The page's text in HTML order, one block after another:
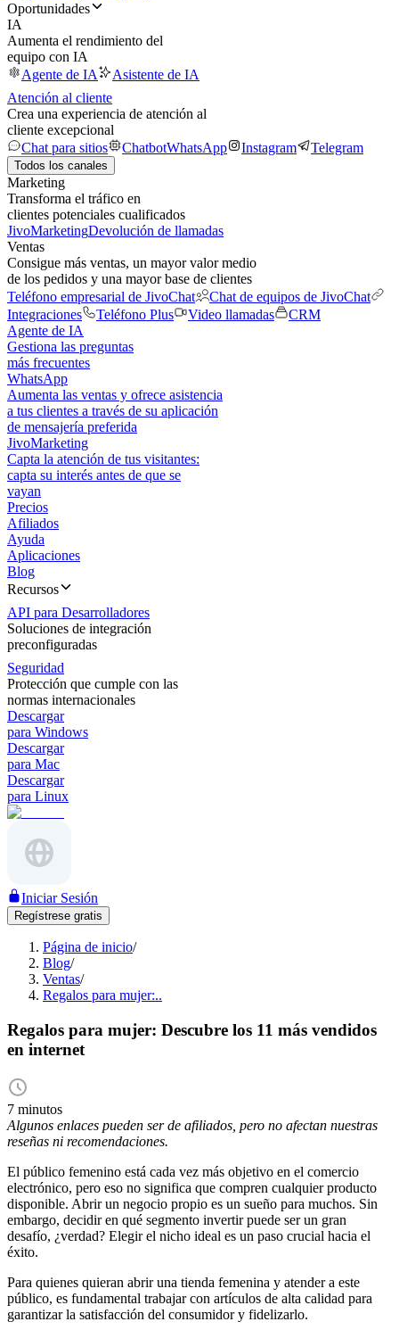
Oportunidades
IA
Aumenta el rendimiento del
equipo con IA
Agente de IA
Asistente de IA
Atención al cliente
Crea una experiencia de atención al
cliente excepcional
Chat para sitios
ChatbotWhatsApp Instagram Telegram
Todos los canales
Marketing
Transforma el tráfico en
clientes potenciales cualificados
JivoMarketingDevolución de llamadas
Ventas
Consigue más ventas, un mayor valor medio
de los pedidos y una mayor base de clientes
Teléfono empresarial de JivoChat
Chat de equipos de JivoChat
Integraciones
Teléfono Plus Video llamadas
CRM
Agente de IA
Gestiona las preguntas
más frecuentes
WhatsApp
Aumenta las ventas y ofrece asistencia
a tus clientes a través de su aplicación
de mensajería preferida
JivoMarketing
Capta la atención de tus visitantes:
capta su interés antes de que se
vayan
Precios
Afiliados
Ayuda
Aplicaciones
Blog
Recursos
API para Desarrolladores
Soluciones de integración
preconfiguradas
Seguridad
Protección que cumple con las
normas internacionales
Descargar
para Windows
Descargar
para Mac
Descargar
para Linux
Iniciar Sesión
Regístrese gratis
Página de inicio/
Blog/
Ventas/
Regalos para mujer:..
Regalos para mujer: Descubre los 11 más vendidos
en internet
7 minutos
Algunos enlaces pueden ser de afiliados, pero no afectan nuestras
reseñas ni recomendaciones.
El público femenino está cada vez más objetivo en el comercio
electrónico, pero eso no significa que compren cualquier producto
disponible. Abrir un negocio propio es un sueño para muchos. Sin
embargo, decidir en qué segmento invertir puede ser un gran
desafío, ¿verdad? Elegir el nicho ideal es un paso crucial hacia el
éxito.
Para quienes quieran abrir una tienda femenina y atender a este
público, es fundamental trabajar con artículos de alta calidad para
garantizar la satisfacción del consumidor y fidelizarlo.